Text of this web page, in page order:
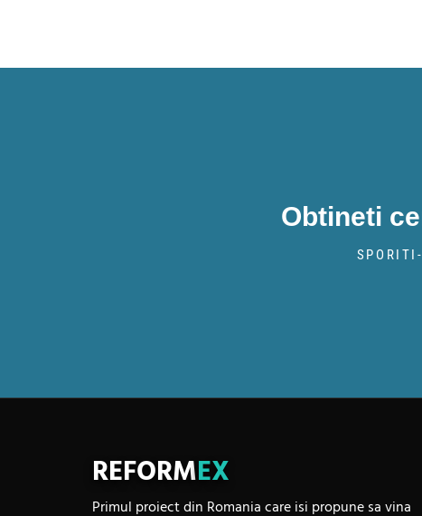
Obtineti
REFORMEX
Primul proiect din Romania care isi propune sa vina